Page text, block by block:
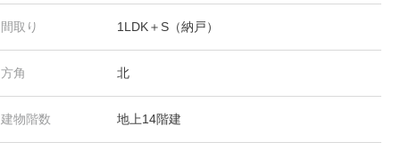
間取り 1LDK＋S（納戸）
方角 北
建物階数 地上14階建